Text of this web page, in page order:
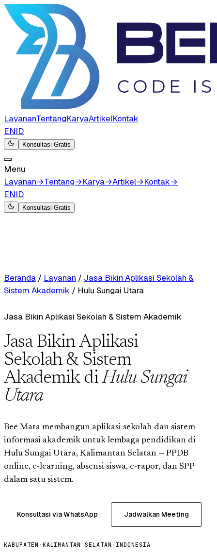
LayananTentangKaryaArtikelKontak
ENID
Konsultasi Gratis
Menu
Layanan→Tentang→Karya→Artikel→Kontak→
ENID
Konsultasi Gratis
Beranda / Layanan / Jasa Bikin Aplikasi Sekolah &
Sistem Akademik / Hulu Sungai Utara
Jasa Bikin Aplikasi Sekolah & Sistem Akademik
Jasa Bikin Aplikasi
Sekolah & Sistem
Akademik diHulu Sungai
Utara
Bee Mata membangun aplikasi sekolah dan sistem
informasi akademik untuk lembaga pendidikan di
Hulu Sungai Utara, Kalimantan Selatan — PPDB
online, e-learning, absensi siswa, e-rapor, dan SPP
dalam satu sistem.
Konsultasi via WhatsApp Jadwalkan Meeting
KABUPATEN ·KALIMANTAN SELATAN · INDONESIA